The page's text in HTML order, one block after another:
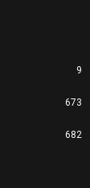
9
673
682